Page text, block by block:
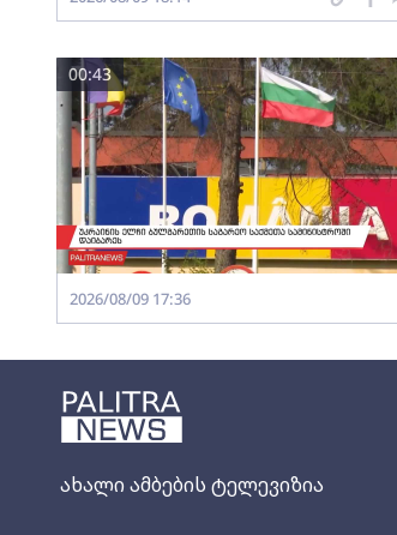
ახალი ამბების ტელევიზია
00:43
2026/08/09 17:36